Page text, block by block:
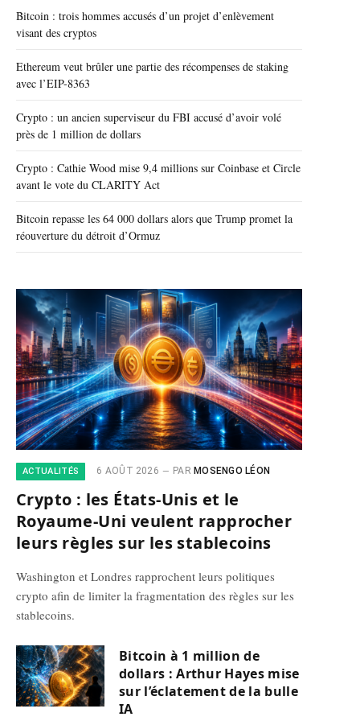
Bitcoin : trois hommes accusés d’un projet d’enlèvement
visant des cryptos
Ethereum veut brûler une partie des récompenses de staking
avec l’EIP-8363
Crypto : un ancien superviseur du FBI accusé d’avoir volé
près de 1 million de dollars
Crypto : Cathie Wood mise 9,4 millions sur Coinbase et Circle
avant le vote du CLARITY Act
Bitcoin repasse les 64 000 dollars alors que Trump promet la
réouverture du détroit d’Ormuz
ACTUALITÉS 6 AOÛT 2026 PAR MOSENGO LÉON
Crypto : les États-Unis et le
Royaume-Uni veulent rapprocher
leurs règles sur les stablecoins
Washington et Londres rapprochent leurs politiques
crypto afin de limiter la fragmentation des règles sur les
stablecoins.
Bitcoin à 1 million de
dollars : Arthur Hayes mise
sur l’éclatement de la bulle
IA